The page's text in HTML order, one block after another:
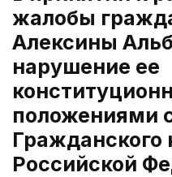
жалобы
Алексины
нарушение ее
положениями
Гражданского
Российской